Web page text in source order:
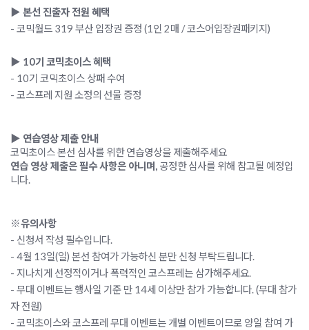
▶ 본선 진출자 전원 혜택
- 코믹월드 319 부산 입장권 증정 (1인 2매 / 코스어입장권패키지)
▶ 10기 코믹초이스 혜택
- 10기 코믹초이스 상패 수여
- 코스프레 지원 소정의 선물 증정
▶ 연습영상 제출 안내
코믹초이스 본선 심사를 위한 연습영상을 제출해주세요
연습 영상 제출은 필수 사항은 아니며, 공정한 심사를 위해 참고될 예정입
니다.
※유의사항
- 신청서 작성 필수입니다.
- 4월 13일(일) 본선 참여가 가능하신 분만 신청 부탁드립니다.
- 지나치게 선정적이거나 폭력적인 코스프레는 삼가해주세요.
- 무대 이벤트는 행사일 기준 만 14세 이상만 참가 가능합니다. (무대 참가
자 전원)
- 코믹초이스와 코스프레 무대 이벤트는 개별 이벤트이므로 양일 참여 가